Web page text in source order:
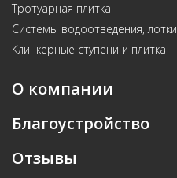
Тротуарная плитка
Системы водоотведения, лотки
Клинкерные ступени и плитка
О компании
Благоустройство
Отзывы